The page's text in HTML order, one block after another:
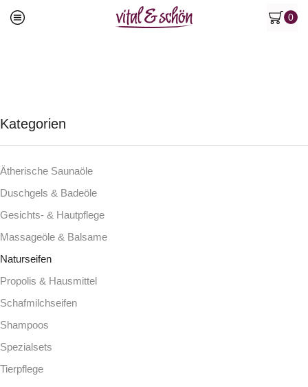
0
Kategorien
Ätherische Saunaöle
Duschgels & Badeöle
Gesichts- & Hautpflege
Massageöle & Balsame
Naturseifen
Propolis & Hausmittel
Schafmilchseifen
Shampoos
Spezialsets
Tierpflege